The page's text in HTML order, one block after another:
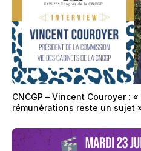
CNCGP – Vincent Couroyer :
rémunérations reste un sujet